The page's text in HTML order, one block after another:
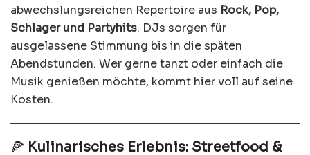
abwechslungsreichen Repertoire aus Rock, Pop,
Schlager und Partyhits. DJs sorgen für
ausgelassene Stimmung bis in die späten
Abendstunden. Wer gerne tanzt oder einfach die
Musik genießen möchte, kommt hier voll auf seine
Kosten.
🍕 Kulinarisches Erlebnis: Streetfood &